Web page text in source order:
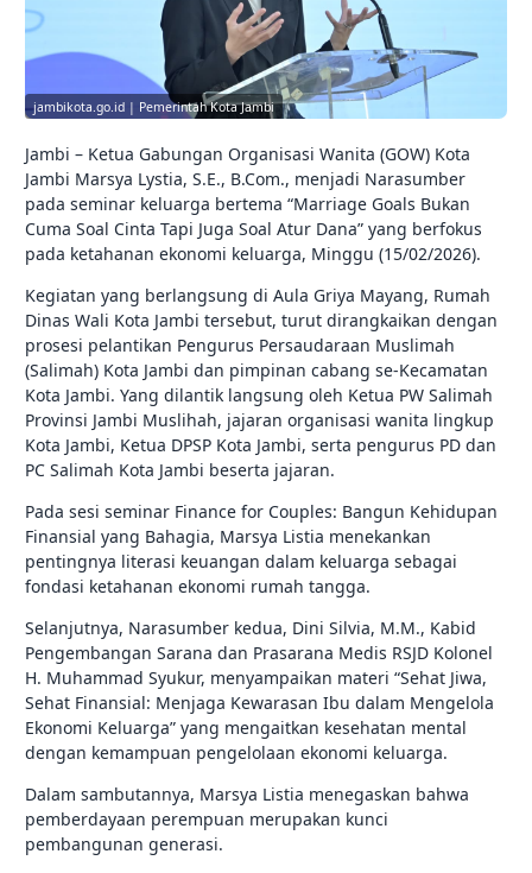
jambikota.go.id | Pemerintah Kota Jambi
Jambi – Ketua Gabungan Organisasi Wanita (GOW) Kota
Jambi Marsya Lystia, S.E., B.Com., menjadi Narasumber
pada seminar keluarga bertema “Marriage Goals Bukan
Cuma Soal Cinta Tapi Juga Soal Atur Dana” yang berfokus
pada ketahanan ekonomi keluarga, Minggu (15/02/2026).
Kegiatan yang berlangsung di Aula Griya Mayang, Rumah
Dinas Wali Kota Jambi tersebut, turut dirangkaikan dengan
prosesi pelantikan Pengurus Persaudaraan Muslimah
(Salimah) Kota Jambi dan pimpinan cabang se-Kecamatan
Kota Jambi. Yang dilantik langsung oleh Ketua PW Salimah
Provinsi Jambi Muslihah, jajaran organisasi wanita lingkup
Kota Jambi, Ketua DPSP Kota Jambi, serta pengurus PD dan
PC Salimah Kota Jambi beserta jajaran.
Pada sesi seminar Finance for Couples: Bangun Kehidupan
Finansial yang Bahagia, Marsya Listia menekankan
pentingnya literasi keuangan dalam keluarga sebagai
fondasi ketahanan ekonomi rumah tangga.
Selanjutnya, Narasumber kedua, Dini Silvia, M.M., Kabid
Pengembangan Sarana dan Prasarana Medis RSJD Kolonel
H. Muhammad Syukur, menyampaikan materi “Sehat Jiwa,
Sehat Finansial: Menjaga Kewarasan Ibu dalam Mengelola
Ekonomi Keluarga” yang mengaitkan kesehatan mental
dengan kemampuan pengelolaan ekonomi keluarga.
Dalam sambutannya, Marsya Listia menegaskan bahwa
pemberdayaan perempuan merupakan kunci
pembangunan generasi.